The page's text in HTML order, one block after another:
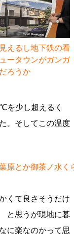
えるし地下鉄の看
ータウンがガンガ
ろうか
を少し超えるく
。そしてこの温度
原とか御茶ノ水く
くて良さそうだけ
と思うが現地に暮
に楽なのかって思